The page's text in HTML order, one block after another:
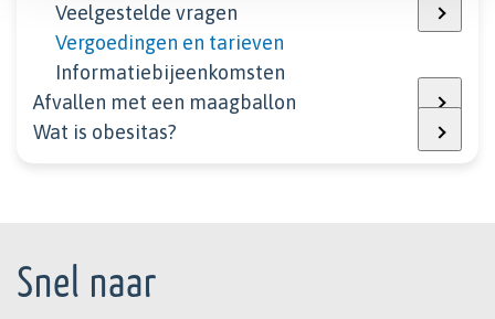
Veelgestelde vragen
Vergoedingen en tarieven
Informatiebijeenkomsten
Afvallen met een maagballon
Wat is obesitas?
Snel naar